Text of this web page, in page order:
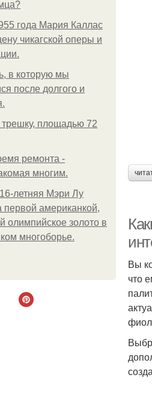
года Мария Каллас
чикагской оперы и
в которую мы
после долгого и
площадью 72
ремонта -
многим.
летняя Мэри Лу
первой американкой,
олимпийское золото в
многоборье.
Вы
что